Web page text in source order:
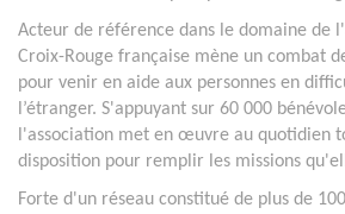
Acteur de référence dans le domaine de
Croix-Rouge française mène un combat
pour venir en aide aux personnes en
l’étranger. S'appuyant sur 60 000
l'association met en œuvre au quotidien
disposition pour remplir les missions
Forte d'un réseau constitué de plus de